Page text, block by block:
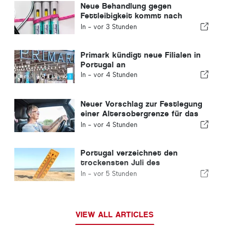
Neue Behandlung gegen
Fettleibigkeit kommt nach
Portugal
In - vor 3 Stunden
Primark kündigt neue Filialen in
Portugal an
In - vor 4 Stunden
Neuer Vorschlag zur Festlegung
einer Altersobergrenze für das
Führen eines Kraftfahrzeugs in
In - vor 4 Stunden
Portugal verzeichnet den
trockensten Juli des
Jahrhunderts
In - vor 5 Stunden
VIEW ALL ARTICLES